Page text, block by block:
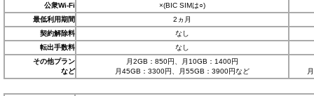
公衆Wi-Fi
×(BIC SIMは○)
最低利用期間
2ヵ月
契約解除料
なし
転出手数料
なし
その他プラン
など
月2GB：850円、月10GB：1400円
月45GB：3300円、月55GB：3900円など